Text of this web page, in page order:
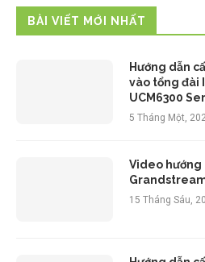
BÀI VIẾT MỚI NHẤT
Hướng dẫn
vào tổng đài
UCM6300
5 Tháng Một,
Video hướng
15 Tháng Sáu,